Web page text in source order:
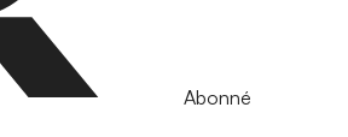
Abonné